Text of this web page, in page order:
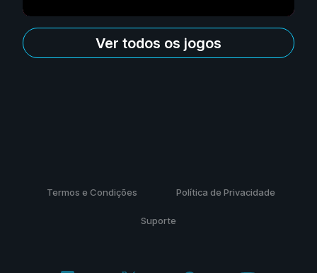
Ver todos os jogos
Termos e Condições Política de Privacidade
Suporte